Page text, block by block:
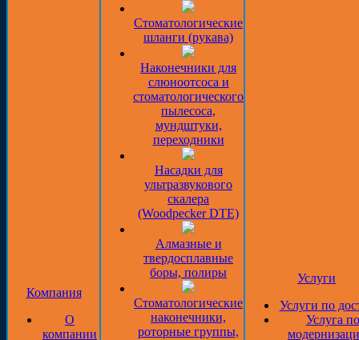
Компания
О
компании
Стоматологические
шланги (рукава)
Наконечники для
слюноотсоса и
стоматологического
пылесоса,
мундштуки,
переходники
Насадки для
ультразвукового
скалера
(Woodpecker DTE)
Алмазные и
твердосплавные
боры, полиры
Стоматологические
наконечники,
роторные группы,
Услуги
Услуги по
Услуга по